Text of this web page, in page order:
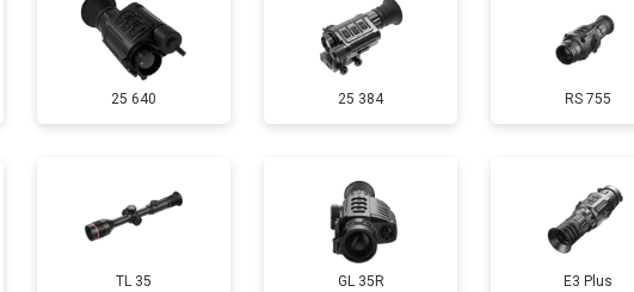
25 640 25 384 RS 755
TL 35 GL 35R E3 Plus